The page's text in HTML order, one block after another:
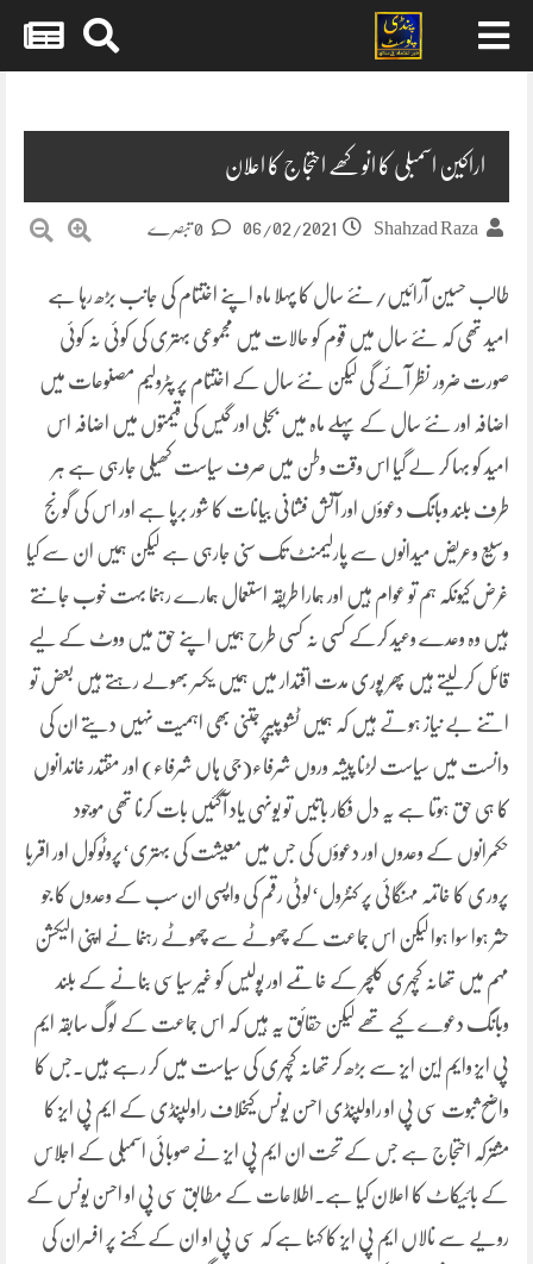
اراکین اسمبلی کا انوکھے احتجاج کا اعلان
Shahzad Raza
06/02/2021
طالب حسین آرائیں/نئے سال کا پہلا ماہ اپنے اختتام کی جانب بڑھ رہا ہے
امید تھی کہ نئے سال میں قوم کو حالات میں مجموعی بہتری کی کوئی نہ کوئی
صورت ضرور نظر آئے گی لیکن نئے سال کے اختتام پر پٹرولیم مصنوعات میں
اضافہ اور نئے سال کے پہلے ماہ میں بجلی اور گیس کی قیمتوں میں اضافہ اس
امید کو بہا کر لے گیا اس وقت وطن میں صرف سیاست کھیلی جارہی ہے ہر
طرف بلند وبانگ دعوؤں اور آتش فشانی بیانات کا شور برپا ہے اور اس کی گونج
وسیع وعریض میدانوں سے پارلیمنٹ تک سنی جارہی ہے لیکن ہمیں ان سے کیا
غرض کیونکہ ہم تو عوام ہیں اور ہمارا طریقہ استعمال ہمارے رہنما بہت خوب جانتے
ہیں وہ وعدے وعید کرکے کسی نہ کسی طرح ہمیں اپنے حق میں ووٹ کے لیے
قائل کرلیتے ہیں پھر پوری مدت اقتدار میں ہمیں یکسر بھولے رہتے ہیں بعض تو
اتنے بے نیاز ہوتے ہیں کہ ہمیں ٹشو پیپر جتنی بھی اہمیت نہیں دیتے ان کی
دانست میں سیاست لڑنا پیشہ وروں شرفاء(جی ہاں شرفاء) اور مقتدر خاندانوں
کا ہی حق ہوتا ہے یہ دل فکار باتیں تو یونہی یاد آگئیں بات کرنا تھی موجود
حکمرانوں کے وعدوں اور دعوؤں کی جس میں معیشت کی بہتری‘پروٹوکول اور اقربا
پروری کا خاتمہ مہنگائی پر کنٹرول‘لوٹی رقم کی واپسی ان سب کے وعدوں کا جو
حشر ہوا سوا ہوا لیکن اس جماعت کے چھوٹے سے چھوٹے رہنما نے اپنی الیکشن
مہم میں تھانہ کچہری کلچر کے خاتمے اور پولیس کو غیر سیاسی بنانے کے بلند
وبانگ دعوے کیے تھے لیکن حقائق یہ ہیں کہ اس جماعت کے لوگ سابقہ ایم
پی ایز وایم این ایز سے بڑھ کر تھانہ کچہری کی سیاست میں کر رہے ہیں۔جس کا
واضح ثبوت سی پی او راولپنڈی احسن یونس کیخلاف راولپنڈی کے ایم پی ایز کا
مشترکہ احتجاج ہے جس کے تحت ان ایم پی ایز نے صوبائی اسمبلی کے اجلاس
کے بائیکاٹ کا اعلان کیا ہے۔اطلاعات کے مطابق سی پی او احسن یونس کے
رویے سے نالاں ایم پی ایز کا کہنا ہے کہ سی پی او ان کے کہنے پر افسران کی